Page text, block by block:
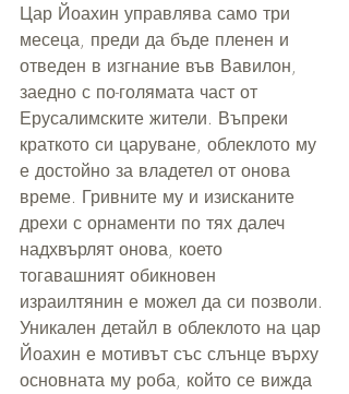
Цар Йоахин управлява само три
месеца, преди да бъде пленен и
отведен в изгнание във Вавилон,
заедно с по-голямата част от
Ерусалимските жители. Въпреки
краткото си царуване, облеклото му
е достойно за владетел от онова
време. Гривните му и изисканите
дрехи с орнаменти по тях далеч
надхвърлят онова, което
тогавашният обикновен
израилтянин е можел да си позволи.
Уникален детайл в облеклото на цар
Йоахин е мотивът със слънце върху
основната му роба, който се вижда